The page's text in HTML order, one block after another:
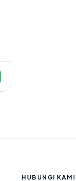
HUBUNGI KAMI